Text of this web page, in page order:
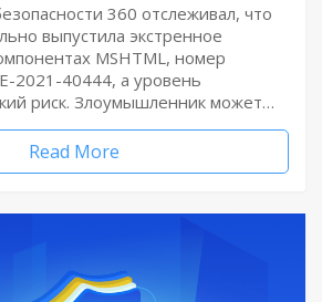
360 отслеживал, что
выпустила экстренное
MSHTML, номер
2021-40444, а уровень
риск. Злоумышленник может…
Read More